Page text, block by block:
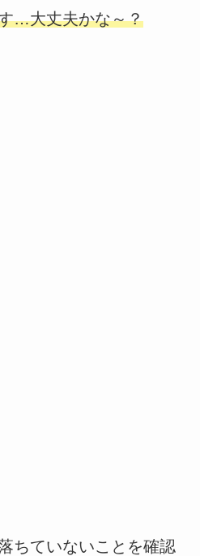
…大丈夫かな～？
ちていないことを確認